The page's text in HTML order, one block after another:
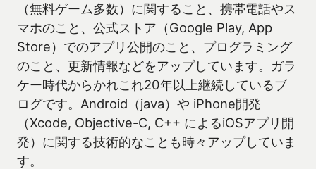
（無料ゲーム多数）に関すること、携帯電話やス
マホのこと、公式ストア（Google Play, App
Store）でのアプリ公開のこと、プログラミング
のこと、更新情報などをアップしています。ガラ
ケー時代からかれこれ20年以上継続しているブ
ログです。Android（java）や iPhone開発
（Xcode, Objective-C, C++ によるiOSアプリ開
発）に関する技術的なことも時々アップしていま
す。